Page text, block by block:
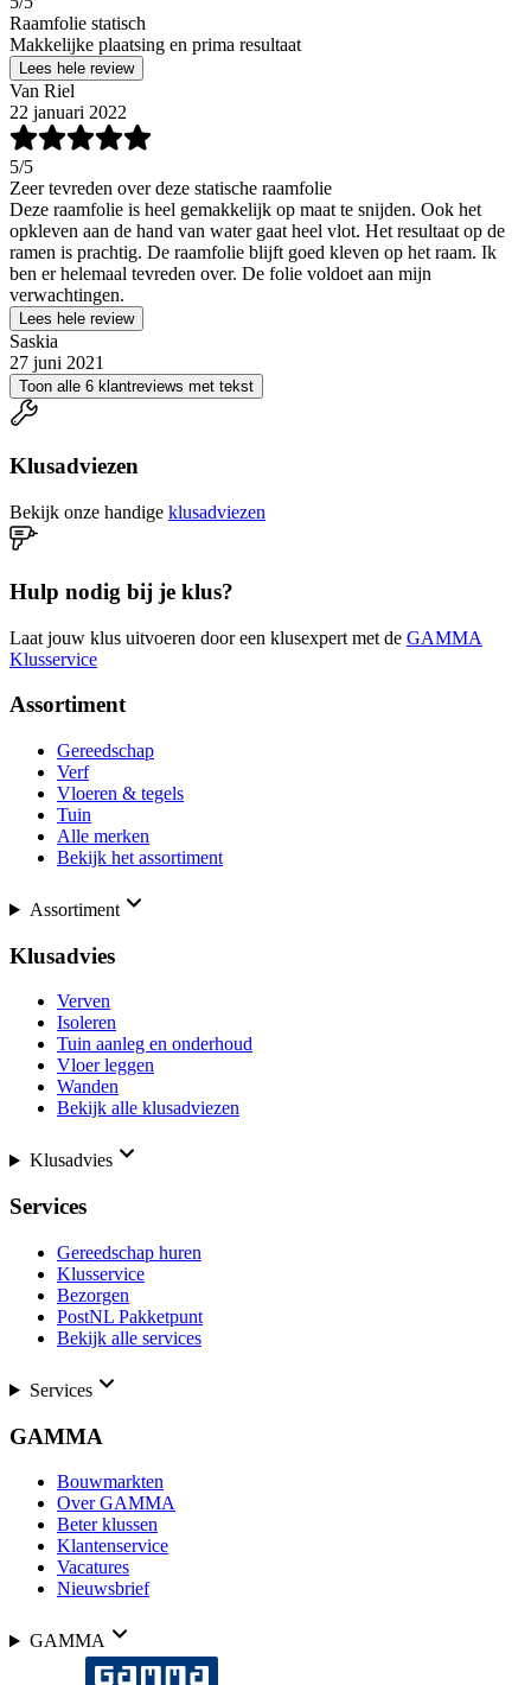
Raamfolie statisch
Makkelijke plaatsing en prima resultaat
Lees hele review
Van Riel
22 januari 2022
5/5
Zeer tevreden over deze statische raamfolie
Deze raamfolie is heel gemakkelijk op maat te snijden. Ook het
opkleven aan de hand van water gaat heel vlot. Het resultaat op de
ramen is prachtig. De raamfolie blijft goed kleven op het raam. Ik
ben er helemaal tevreden over. De folie voldoet aan mijn
verwachtingen.
Lees hele review
Saskia
27 juni 2021
Toon alle 6 klantreviews met tekst
Klusadviezen
Bekijk onze handige klusadviezen
Hulp nodig bij je klus?
Laat jouw klus uitvoeren door een klusexpert met de GAMMA
Klusservice
Assortiment
Gereedschap
Verf
Vloeren & tegels
Tuin
Alle merken
Bekijk het assortiment
Assortiment
Klusadvies
Verven
Isoleren
Tuin aanleg en onderhoud
Vloer leggen
Wanden
Bekijk alle klusadviezen
Klusadvies
Services
Gereedschap huren
Klusservice
Bezorgen
PostNL Pakketpunt
Bekijk alle services
Services
GAMMA
Bouwmarkten
Over GAMMA
Beter klussen
Klantenservice
Vacatures
Nieuwsbrief
GAMMA